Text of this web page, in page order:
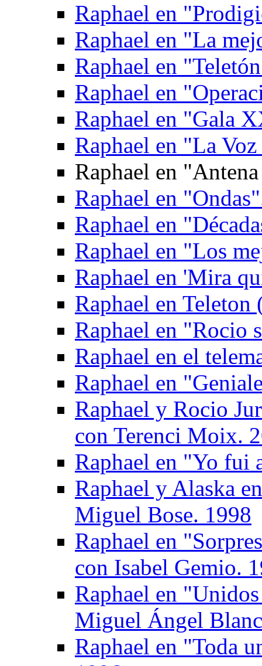
Raphael en
Raphael en "La
Raphael en
Raphael en
Raphael en "Gala
Raphael en "La
Raphael en
Raphael en
Raphael en
Raphael en "Los
Raphael en 'Mira
Raphael en
Raphael en "Rocio
Raphael en el
Raphael en
Raphael y Rocio
con Terenci Moix.
Raphael en "Yo fui
Raphael y Alaska
Miguel Bose. 1998
Raphael en
con Isabel Gemio.
Raphael en
Miguel Ángel
Raphael en "Toda